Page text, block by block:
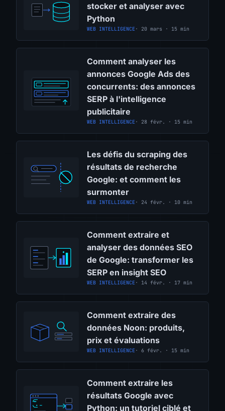
stocker et analyser avec
Python
WEB INTELLIGENCE · 20 mars · 15 min
Comment analyser les
annonces Google Ads des
concurrents: des annonces
SERP à l'intelligence
publicitaire
WEB INTELLIGENCE · 28 févr. · 15 min
Les défis du scraping des
résultats de recherche
Google: et comment les
surmonter
WEB INTELLIGENCE · 24 févr. · 10 min
Comment extraire et
analyser des données SEO
de Google: transformer les
SERP en insight SEO
WEB INTELLIGENCE · 14 févr. · 17 min
Comment extraire des
données Noon: produits,
prix et évaluations
WEB INTELLIGENCE · 6 févr. · 15 min
Comment extraire les
résultats Google avec
Python: un tutoriel ciblé et